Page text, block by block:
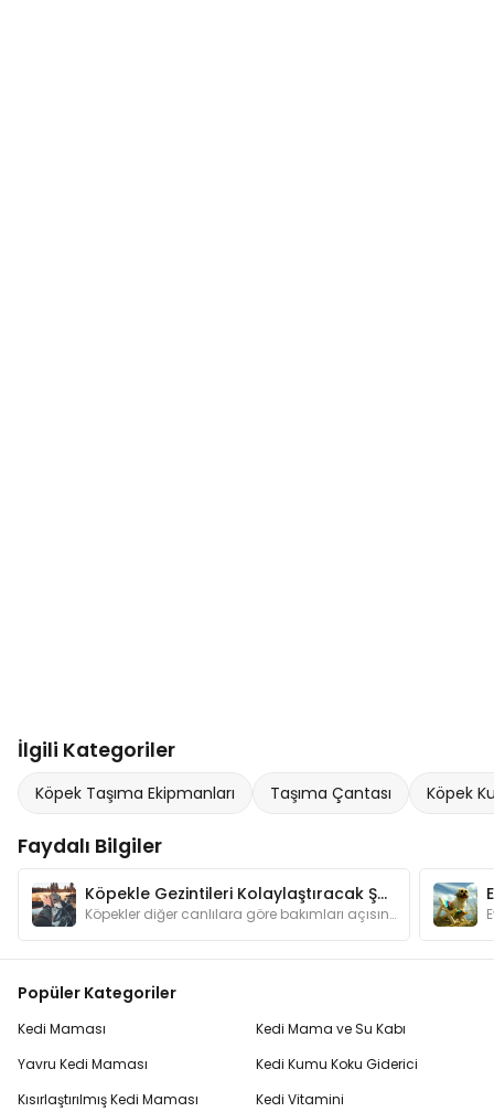
İlgili Kategoriler
Köpek Taşıma Ekipmanları Taşıma Çantası Köpek
Faydalı Bilgiler
Köpekle Gezintileri Kolaylaştıracak Şeyler
Köpekler diğer canlılara göre bakımları açısından bizlere daha bağımlı hayvanlardır. Gezintilere çıkarken dikkat etmemiz gerekenleri biliyor muyuz?
Popüler Kategoriler
Kedi Maması
Yavru Kedi Maması
Kısırlaştırılmış Kedi Maması
Kedi Mama ve Su Kabı
Kedi Kumu Koku Giderici
Kedi Vitamini